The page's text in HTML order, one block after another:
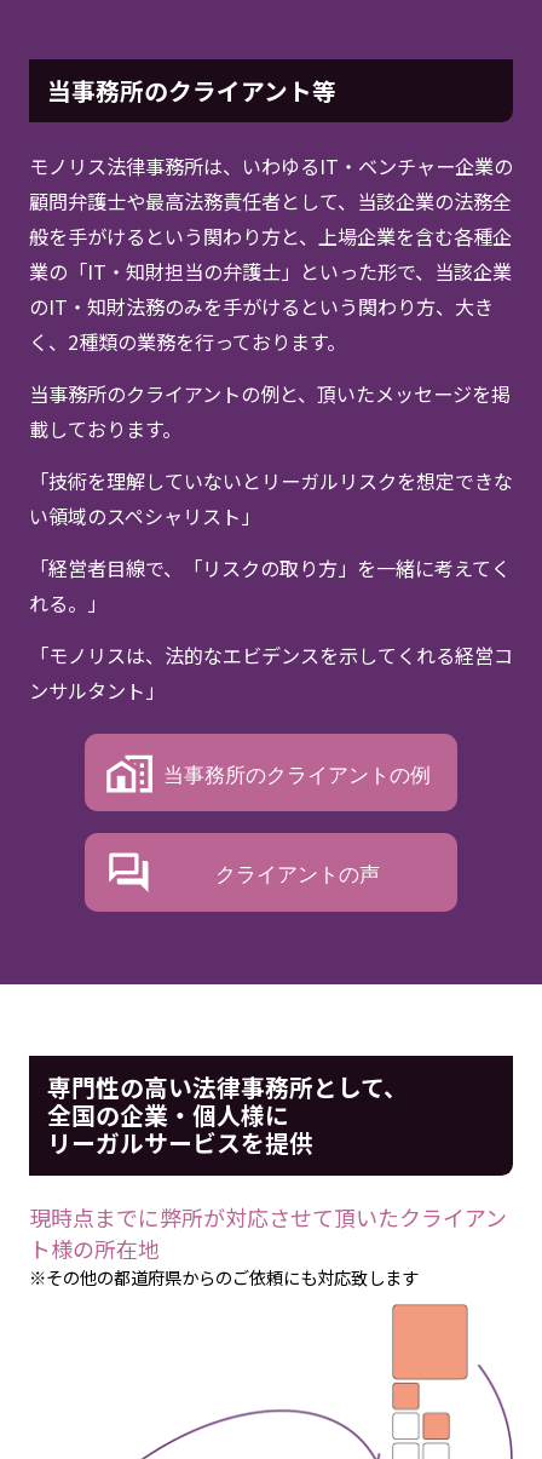
当事務所のクライアント等
モノリス法律事務所は、いわゆるIT・ベンチャー企業の
般を手がけるという関わり方と、上場企業を含む各種企
業の「IT・知財担当の弁護士」といった形で、当該企業
のIT・知財法務のみを手がけるという関わり方、大き
く、2種類の業務を行っております。
当事務所のクライアントの例と、頂いたメッセージを掲
載しております。
「技術を理解していないとリーガルリスクを想定できな
い領域のスペシャリスト」
「経営者目線で、「リスクの取り方」を一緒に考えてく
「モノリスは、法的なエビデンスを示してくれる経営コ
ンサルタント」
専門性の高い法律事務所として、
全国の企業・個人様に
現時点までに弊所が対応させて頂いたクライアン
※その他の都道府県からのご依頼にも対応致します